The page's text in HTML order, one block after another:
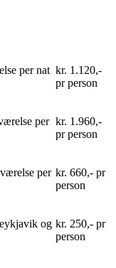
per nat kr. 1.120,-
pr person
per kr. 1.960,-
pr person
per kr. 660,- pr
person
og kr. 250,- pr
person